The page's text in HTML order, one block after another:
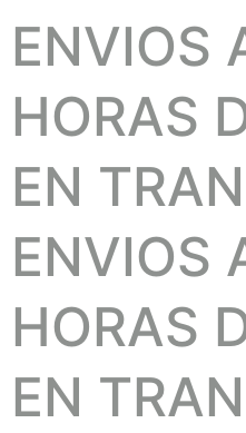
ENVIOS
HORAS
EN
ENVIOS
HORAS
EN